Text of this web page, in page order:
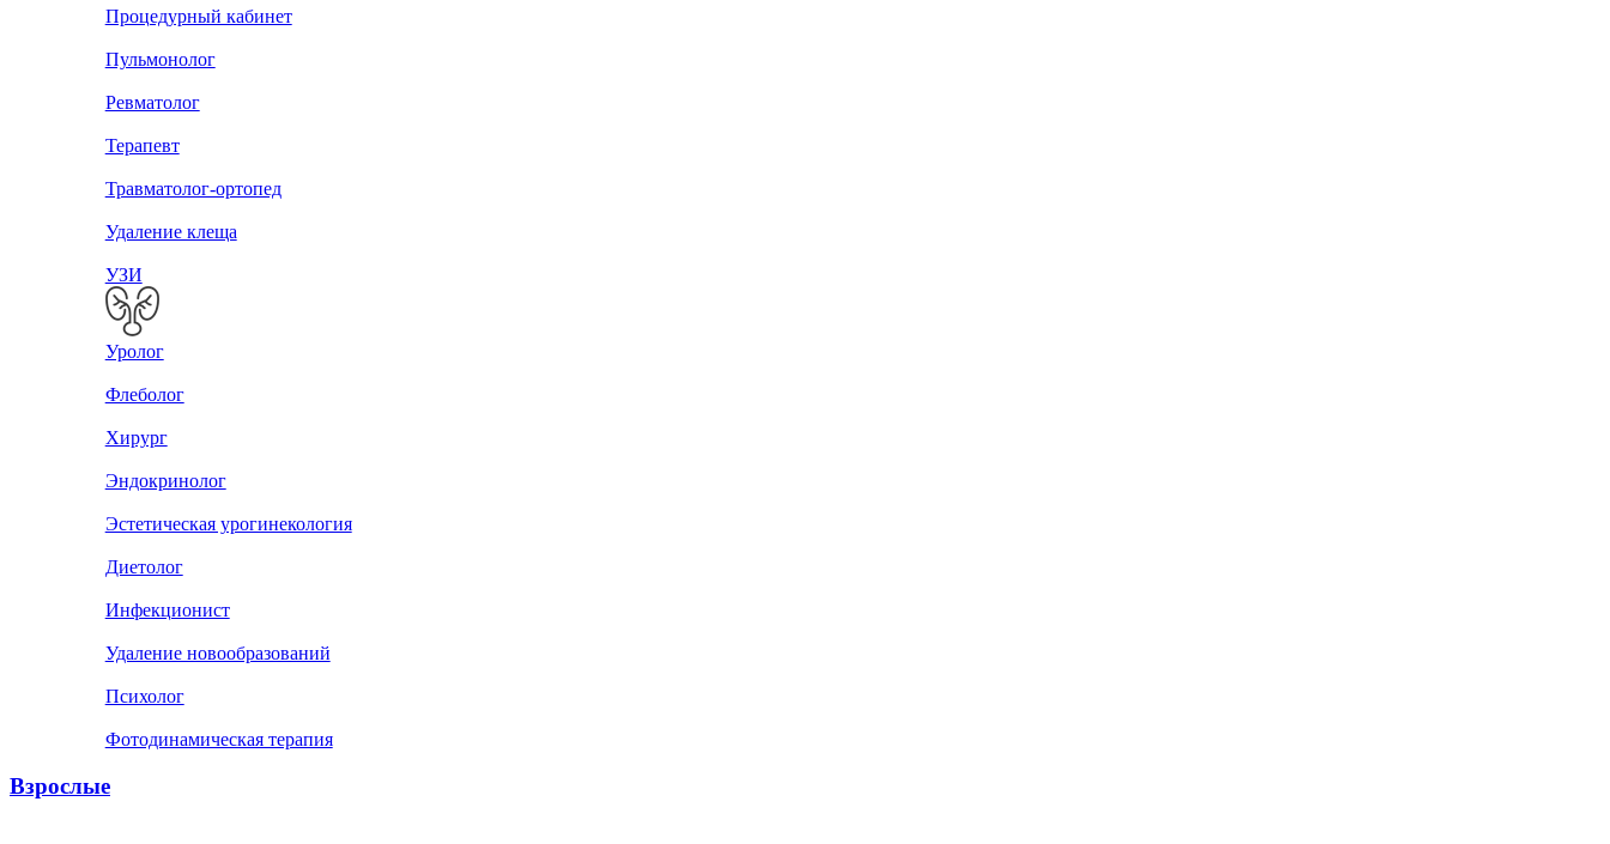
Процедурный кабинет
Пульмонолог
Ревматолог
Терапевт
Травматолог-ортопед
Удаление клеща
УЗИ
Уролог
Флеболог
Хирург
Эндокринолог
Эстетическая урогинекология
Диетолог
Инфекционист
Удаление новообразований
Психолог
Фотодинамическая терапия
Взрослые